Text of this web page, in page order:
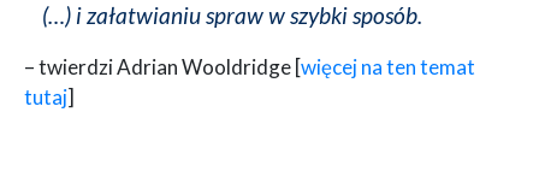
(…) i załatwianiu spraw w szybki sposób.
– twierdzi Adrian Wooldridge [więcej na ten temat
tutaj]